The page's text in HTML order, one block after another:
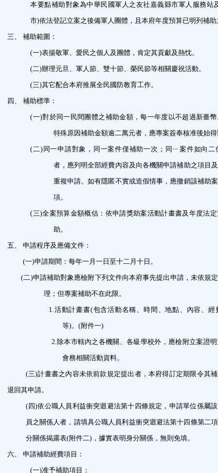
本要點補助對象為中華民國軍人之友社嘉義縣市軍人服務站
市)依法登記立案之後備軍人團體，且本府年度預算已明列補
三、 補助範圍：
(一)表揚敬軍、愛民之個人及團體，肯定其貢獻及熱忱。
(二)辦理元旦、軍人節、雙十節、榮民節等相關慶祝活動。
(三)其它配合本府推展全民國防教育工作。
四、 補助標準：
(一)對於同一民間團體之補助金額，每一年度以不超過新臺
特殊原因補助金額逾二萬元者，應專案簽奉核准後始
(二)同一申請對象，同一案件僅補助一次；同ㄧ案件如向
者，應列明全部經費內容及向各機關申請補助之項目
重複申請。如有隱匿不實或造假情事，應撤銷該補助
項。
(三)全案預算金額概估：依申請獎助案活動計畫書及年度法
助。
五、 申請程序及應備文件：
(一)申請期間：每年一月一日至十二月十日。
(二)申請補助對象應檢附下列文件向本府事先提出申請，未依規
理；但專案補助不在此限。
1.活動計畫書(包含活動名稱、時間、地點、內容、經
等)。(附件一)
2.除本市轄內之各機關、各級學校外，應檢附立案證
會務相關活動資料。
(三)計畫書之內容未依前款規定提出者，本府得訂定期限令其
退回其申請。
(四)依公職人員利益衝突迴避法第十四條規定，申請單位係屬
員之關係人者，請填具公職人員利益衝突迴避法第十四條第二
分關係揭露表(附件二) ，據實表明身分關係，無則免填。
六、 申請補助經費項目：
(一)准予補助項目：